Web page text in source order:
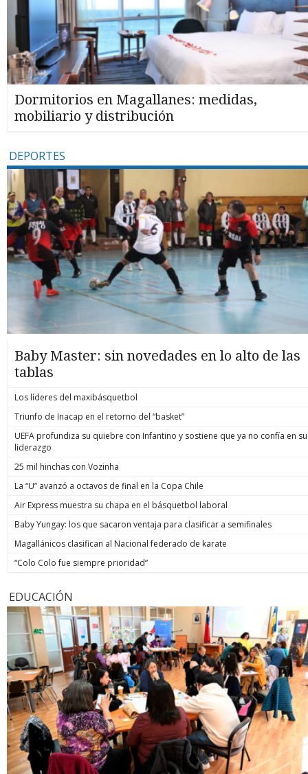
Dormitorios en Magallanes: medidas,
mobiliario y distribución
DEPORTES
Baby Master: sin novedades en lo alto de las
tablas
Los líderes del maxibásquetbol
Triunfo de Inacap en el retorno del “basket”
UEFA profundiza su quiebre con Infantino y sostiene que ya no confía en su
liderazgo
25 mil hinchas con Vozinha
La “U” avanzó a octavos de final en la Copa Chile
Air Express muestra su chapa en el básquetbol laboral
Baby Yungay: los que sacaron ventaja para clasificar a semifinales
Magallánicos clasifican al Nacional federado de karate
“Colo Colo fue siempre prioridad”
EDUCACIÓN